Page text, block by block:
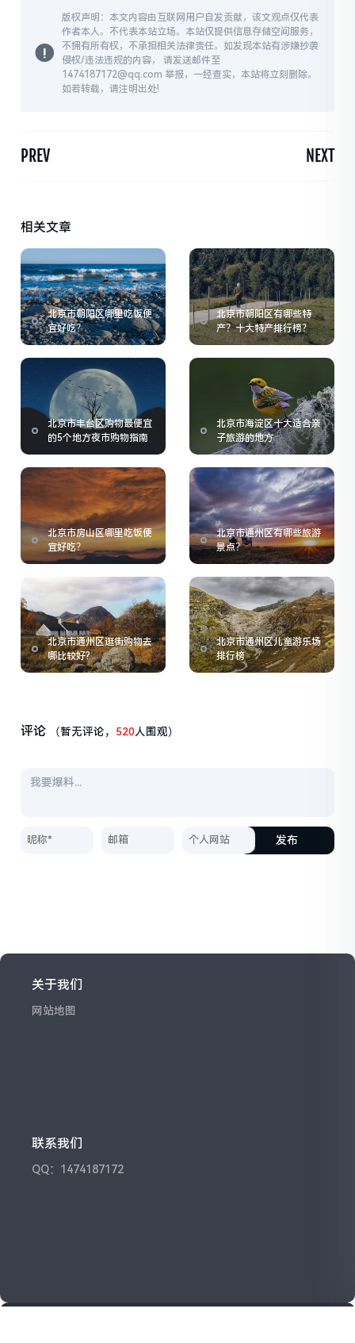
版权声明：本文内容由互联网用户自发贡献，该文观点仅代表
作者本人。不代表本站立场。本站仅提供信息存储空间服务，
不拥有所有权，不承担相关法律责任。如发现本站有涉嫌抄袭
侵权/违法违规的内容， 请发送邮件至
1474187172@qq.com 举报，一经查实，本站将立刻删除。
如若转载，请注明出处!
PREV NEXT
相关文章
北京市朝阳区哪里吃饭便
宜好吃？
北京市朝阳区有哪些特
产？十大特产排行榜？
北京市丰台区购物最便宜
的5个地方夜市购物指南
北京市海淀区十大适合亲
子旅游的地方
北京市房山区哪里吃饭便
宜好吃？
北京市通州区有哪些旅游
景点？
北京市通州区逛街购物去
哪比较好?
北京市通州区儿童游乐场
排行榜
评论 （暂无评论， 520人围观）
发布
关于我们
网站地图
联系我们
QQ：1474187172